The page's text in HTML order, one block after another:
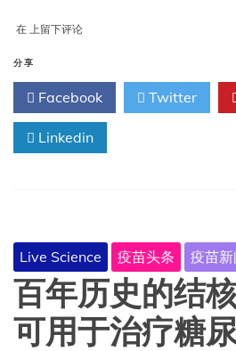
刚
了
其
中
的
原
在 “这
能
是
无
法
挽
回
家
谈
当
前
麻
上留下评论
分享
Facebook Twitter
Linkedin
Live Science 疫苗头条 疫苗新
百年历史的结
可用于治疗糖